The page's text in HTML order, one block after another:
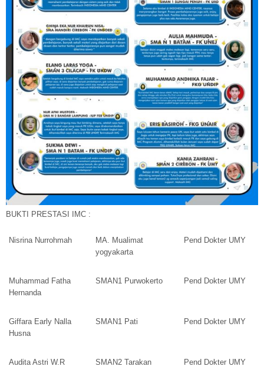
BUKTI PRESTASI IMC :
Nisrina Nurrohmah
MA. Mualimat
yogyakarta
Pend Dokter UMY
Muhammad Fatha
Hernanda
SMAN1 Purwokerto Pend Dokter UMY
Giffara Early Nalla
Husna
SMAN1 Pati Pend Dokter UMY
Audita Astri W.R SMAN2 Tarakan Pend Dokter UMY